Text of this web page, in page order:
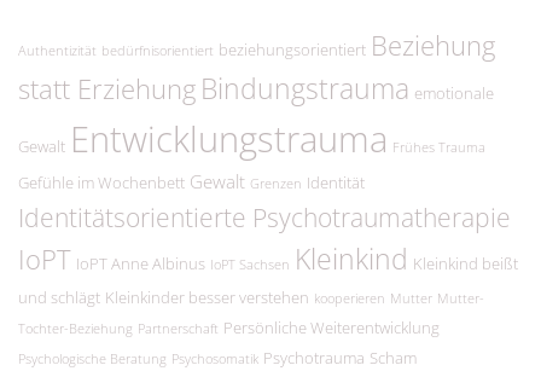
Authentizität bedürfnisorientiert beziehungsorientiert Beziehung
statt Erziehung Bindungstrauma emotionale
Gewalt Entwicklungstrauma Frühes Trauma
Gefühle im Wochenbett Gewalt Grenzen Identität
Identitätsorientierte Psychotraumatherapie
IoPT IoPT Anne Albinus IoPT Sachsen Kleinkind Kleinkind beißt
und schlägt Kleinkinder besser verstehen kooperieren Mutter Mutter-
Tochter-Beziehung Partnerschaft Persönliche Weiterentwicklung
Psychologische Beratung Psychosomatik Psychotrauma Scham